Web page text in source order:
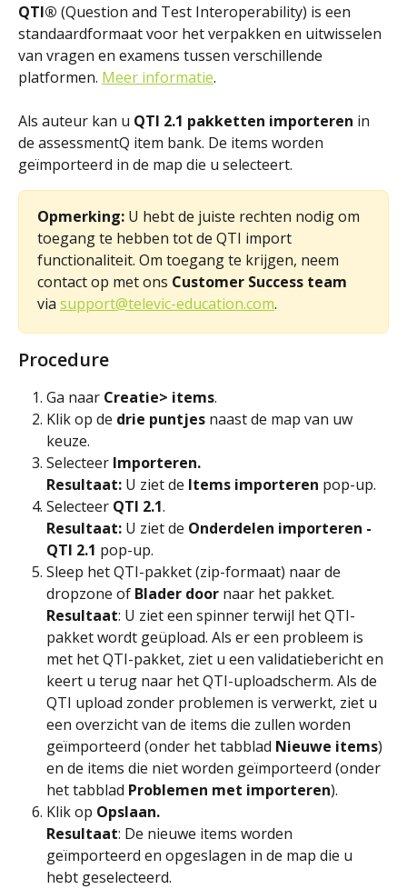
QTI® (Question and Test Interoperability) is een
standaardformaat voor het verpakken en uitwisselen
van vragen en examens tussen verschillende
platformen. Meer informatie.
Als auteur kan u QTI 2.1 pakketten importeren in
de assessmentQ item bank. De items worden
geïmporteerd in de map die u selecteert.
Opmerking: U hebt de juiste rechten nodig om
toegang te hebben tot de QTI import
functionaliteit. Om toegang te krijgen, neem
contact op met ons Customer Success team
via support@televic-education.com.
Procedure
Ga naar Creatie> items.
Klik op de drie puntjes naast de map van uw
keuze.
Selecteer Importeren.
Resultaat: U ziet de Items importeren pop-up.
Selecteer QTI 2.1.
Resultaat: U ziet de Onderdelen importeren -
QTI 2.1 pop-up.
Sleep het QTI-pakket (zip-formaat) naar de
dropzone of Blader door naar het pakket.
Resultaat: U ziet een spinner terwijl het QTI-
pakket wordt geüpload. Als er een probleem is
met het QTI-pakket, ziet u een validatiebericht en
keert u terug naar het QTI-uploadscherm. Als de
QTI upload zonder problemen is verwerkt, ziet u
een overzicht van de items die zullen worden
geïmporteerd (onder het tabblad Nieuwe items)
en de items die niet worden geïmporteerd (onder
het tabblad Problemen met importeren).
Klik op Opslaan.
Resultaat: De nieuwe items worden
geïmporteerd en opgeslagen in de map die u
hebt geselecteerd.